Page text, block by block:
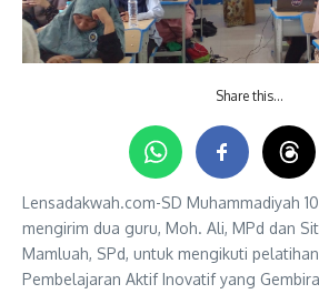
Share this…
Lensadakwah.com-SD Muhammadiyah
mengirim dua guru, Moh. Ali, MPd dan
Mamluah, SPd, untuk mengikuti
Pembelajaran Aktif Inovatif yang